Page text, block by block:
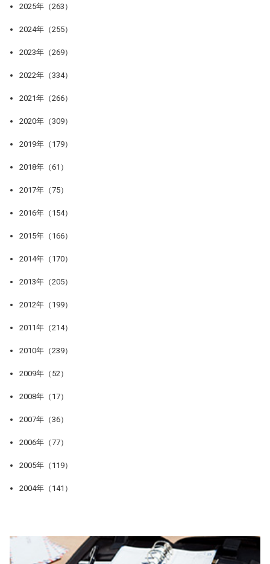
2025年（263）
2024年（255）
2023年（269）
2022年（334）
2021年（266）
2020年（309）
2019年（179）
2018年（61）
2017年（75）
2016年（154）
2015年（166）
2014年（170）
2013年（205）
2012年（199）
2011年（214）
2010年（239）
2009年（52）
2008年（17）
2007年（36）
2006年（77）
2005年（119）
2004年（141）